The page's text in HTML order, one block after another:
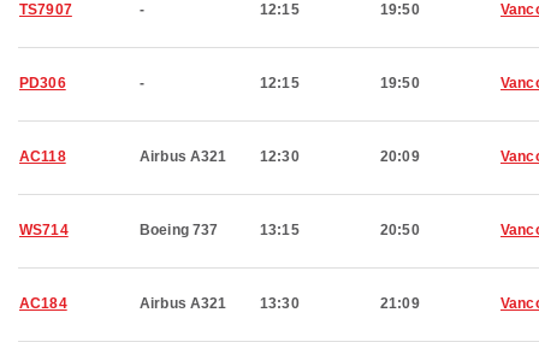
TS7907 - 12:15 19:50
PD306 - 12:15 19:50
AC118 Airbus A321 12:30 20:09
WS714 Boeing 737 13:15 20:50
AC184 Airbus A321 13:30 21:09